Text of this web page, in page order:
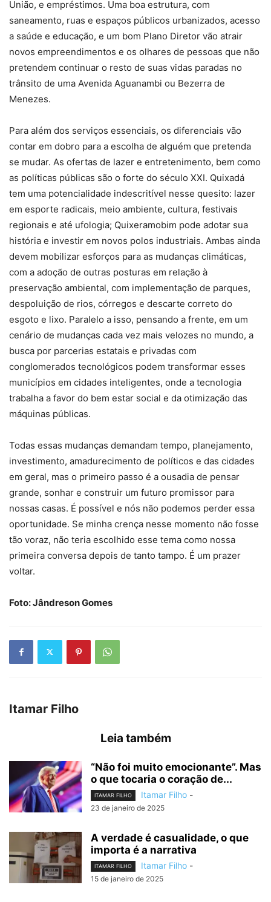
União, e empréstimos. Uma boa estrutura, com
saneamento, ruas e espaços públicos urbanizados, acesso
a saúde e educação, e um bom Plano Diretor vão atrair
novos empreendimentos e os olhares de pessoas que não
pretendem continuar o resto de suas vidas paradas no
trânsito de uma Avenida Aguanambi ou Bezerra de
Menezes.
Para além dos serviços essenciais, os diferenciais vão
contar em dobro para a escolha de alguém que pretenda
se mudar. As ofertas de lazer e entretenimento, bem como
as políticas públicas são o forte do século XXI. Quixadá
tem uma potencialidade indescritível nesse quesito: lazer
em esporte radicais, meio ambiente, cultura, festivais
regionais e até ufologia; Quixeramobim pode adotar sua
história e investir em novos polos industriais. Ambas ainda
devem mobilizar esforços para as mudanças climáticas,
com a adoção de outras posturas em relação à
preservação ambiental, com implementação de parques,
despoluição de rios, córregos e descarte correto do
esgoto e lixo. Paralelo a isso, pensando a frente, em um
cenário de mudanças cada vez mais velozes no mundo, a
busca por parcerias estatais e privadas com
conglomerados tecnológicos podem transformar esses
municípios em cidades inteligentes, onde a tecnologia
trabalha a favor do bem estar social e da otimização das
máquinas públicas.
Todas essas mudanças demandam tempo, planejamento,
investimento, amadurecimento de políticos e das cidades
em geral, mas o primeiro passo é a ousadia de pensar
grande, sonhar e construir um futuro promissor para
nossas casas. É possível e nós não podemos perder essa
oportunidade. Se minha crença nesse momento não fosse
tão voraz, não teria escolhido esse tema como nossa
primeira conversa depois de tanto tampo. É um prazer
voltar.
Foto: Jândreson Gomes
Itamar Filho
Leia também
“Não foi muito emocionante”. Mas
o que tocaria o coração de...
ITAMAR FILHO Itamar Filho -
23 de janeiro de 2025
A verdade é casualidade, o que
importa é a narrativa
ITAMAR FILHO Itamar Filho -
15 de janeiro de 2025